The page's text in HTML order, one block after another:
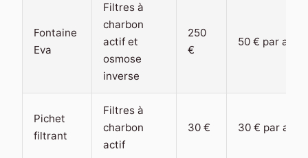
Fontaine
Eva
Filtres à
charbon
actif et
osmose
inverse
250
€
50 € par an
Pichet
filtrant
Filtres à
charbon
actif
30 € 30 € par an